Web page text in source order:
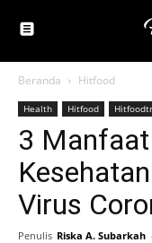
Beranda Hitfood
Health Hitfood
3
Virus
Penulis Riska A. Subarkah